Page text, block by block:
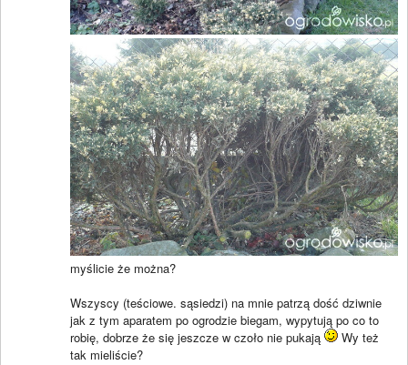
myślicie że można?
Wszyscy (teściowe. sąsiedzi) na mnie patrzą dość dziwnie
jak z tym aparatem po ogrodzie biegam, wypytują po co to
robię, dobrze że się jeszcze w czoło nie pukają
Wy też
tak mieliście?